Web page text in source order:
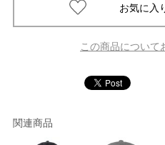
この商品について
関連商品